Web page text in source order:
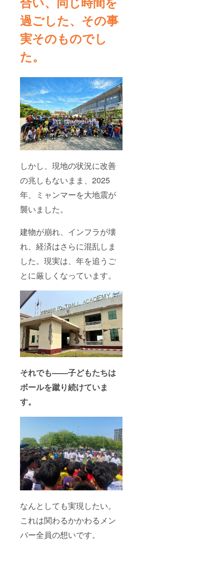
過ごした、その事
実そのものでし
た。
しかし、現地の状況に改善
の兆しもないまま、2025
年、ミャンマーを大地震が
襲いました。
建物が崩れ、インフラが壊
れ、経済はさらに混乱しま
した。現実は、年を追うご
とに厳しくなっています。
それでも——子どもたちは
ボールを蹴り続けていま
す。
なんとしても実現したい。
これは関わるかかわるメン
バー全員の想いです。